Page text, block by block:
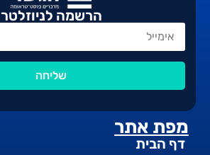
מפת אתר
דף הבית
הרשמה לניוזלטר
שליחה